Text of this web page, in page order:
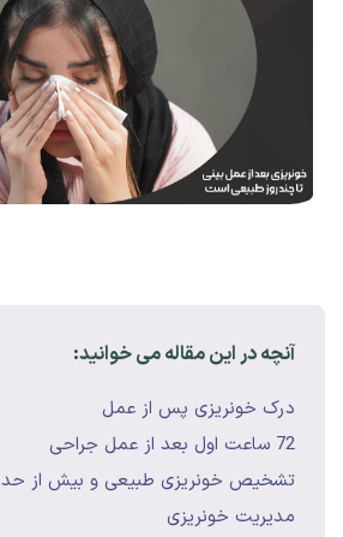
آنچه در این مقاله می خوانید:
درک خونریزی پس از عمل
72 ساعت اول بعد از عمل جراحی
تشخیص خونریزی طبیعی و بیش از حد
مدیریت خونریزی